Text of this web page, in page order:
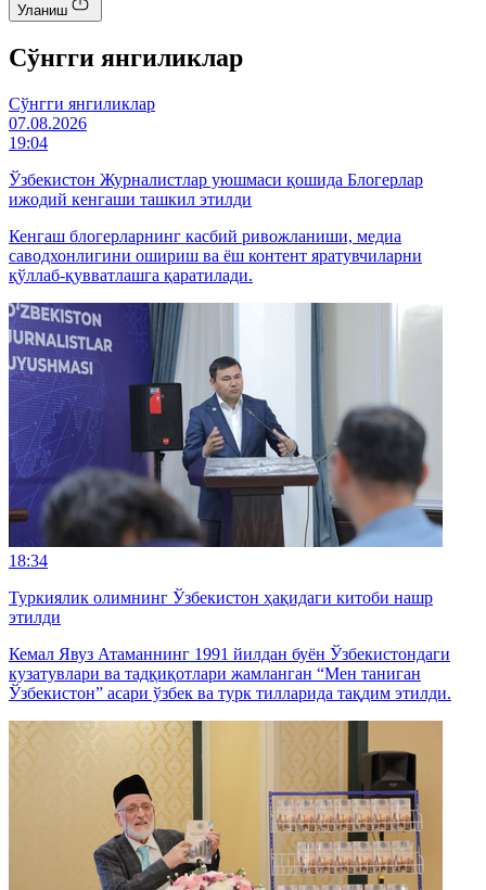
Уланиш
Cўнгги янгиликлар
Cўнгги янгиликлар
07.08.2026
19:04
Ўзбекистон Журналистлар уюшмаси қошида Блогерлар
ижодий кенгаши ташкил этилди
Кенгаш блогерларнинг касбий ривожланиши, медиа
саводхонлигини ошириш ва ёш контент яратувчиларни
қўллаб-қувватлашга қаратилади.
18:34
Туркиялик олимнинг Ўзбекистон ҳақидаги китоби нашр
этилди
Кемал Явуз Атаманнинг 1991 йилдан буён Ўзбекистондаги
кузатувлари ва тадқиқотлари жамланган “Мен таниган
Ўзбекистон” асари ўзбек ва турк тилларида тақдим этилди.